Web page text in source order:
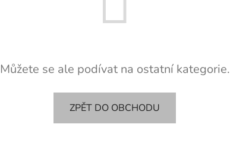
Můžete se ale podívat na ostatní kategorie.
ZPĚT DO OBCHODU